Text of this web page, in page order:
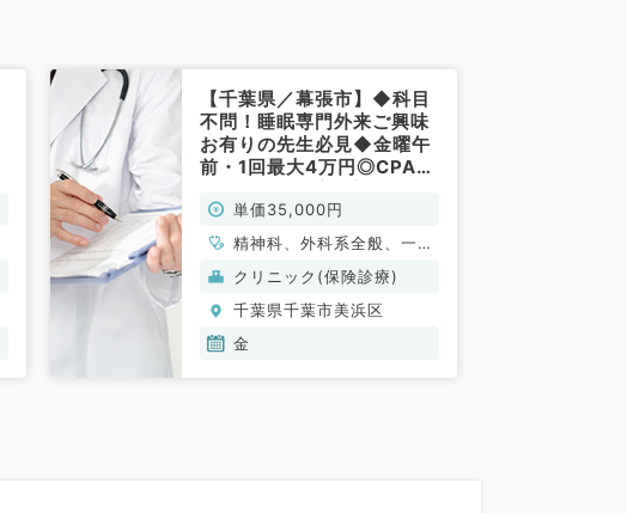
【千葉県／幕張市】◆科目
不問！睡眠専門外来ご興味
お有りの先生必見◆金曜午
前・1回最大4万円◎CPAP
（科目不問・精神科／非常
勤）
単価35,000円
精神科、外科系全般、一般
外科
クリニック(保険診療)
千葉県千葉市美浜区
金